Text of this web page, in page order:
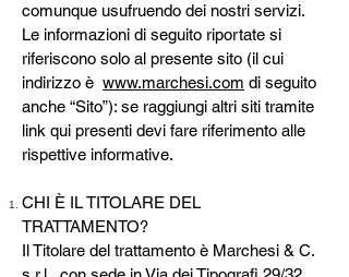
comunque usufruendo dei nostri servizi.
Le informazioni di seguito riportate si
riferiscono solo al presente sito (il cui
indirizzo è www.marchesi.com di seguito
anche “Sito”): se raggiungi altri siti tramite
link qui presenti devi fare riferimento alle
rispettive informative.
CHI È IL TITOLARE DEL
TRATTAMENTO?
Il Titolare del trattamento è Marchesi & C.